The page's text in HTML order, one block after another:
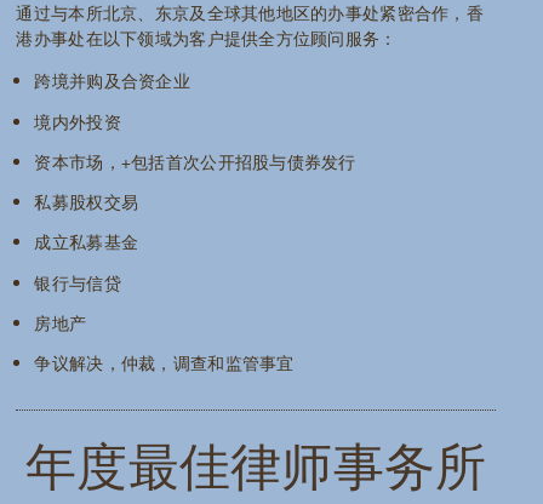
通过与本所北京、东京及全球其他地区的办事处紧密合作，香
港办事处在以下领域为客户提供全方位顾问服务：
跨境并购及合资企业
境内外投资
资本市场，+包括首次公开招股与债券发行
私募股权交易
成立私募基金
银行与信贷
房地产
争议解决，仲裁，调查和监管事宜
年度最佳律师事务所